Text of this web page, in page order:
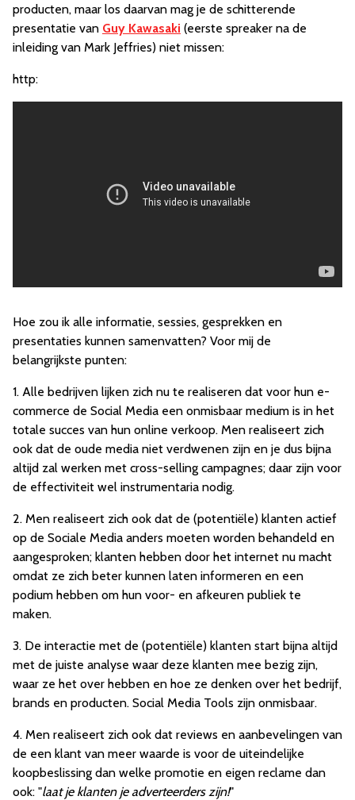
producten, maar los daarvan mag je de schitterende
presentatie van Guy Kawasaki (eerste spreaker na de
inleiding van Mark Jeffries) niet missen:
http:
Hoe zou ik alle informatie, sessies, gesprekken en
presentaties kunnen samenvatten? Voor mij de
belangrijkste punten:
1. Alle bedrijven lijken zich nu te realiseren dat voor hun e-
commerce de Social Media een onmisbaar medium is in het
totale succes van hun online verkoop. Men realiseert zich
ook dat de oude media niet verdwenen zijn en je dus bijna
altijd zal werken met cross-selling campagnes; daar zijn voor
de effectiviteit wel instrumentaria nodig.
2. Men realiseert zich ook dat de (potentiële) klanten actief
op de Sociale Media anders moeten worden behandeld en
aangesproken; klanten hebben door het internet nu macht
omdat ze zich beter kunnen laten informeren en een
podium hebben om hun voor- en afkeuren publiek te
maken.
3. De interactie met de (potentiële) klanten start bijna altijd
met de juiste analyse waar deze klanten mee bezig zijn,
waar ze het over hebben en hoe ze denken over het bedrijf,
brands en producten. Social Media Tools zijn onmisbaar.
4. Men realiseert zich ook dat reviews en aanbevelingen van
de een klant van meer waarde is voor de uiteindelijke
koopbeslissing dan welke promotie en eigen reclame dan
ook: "laat je klanten je adverteerders zijn!"